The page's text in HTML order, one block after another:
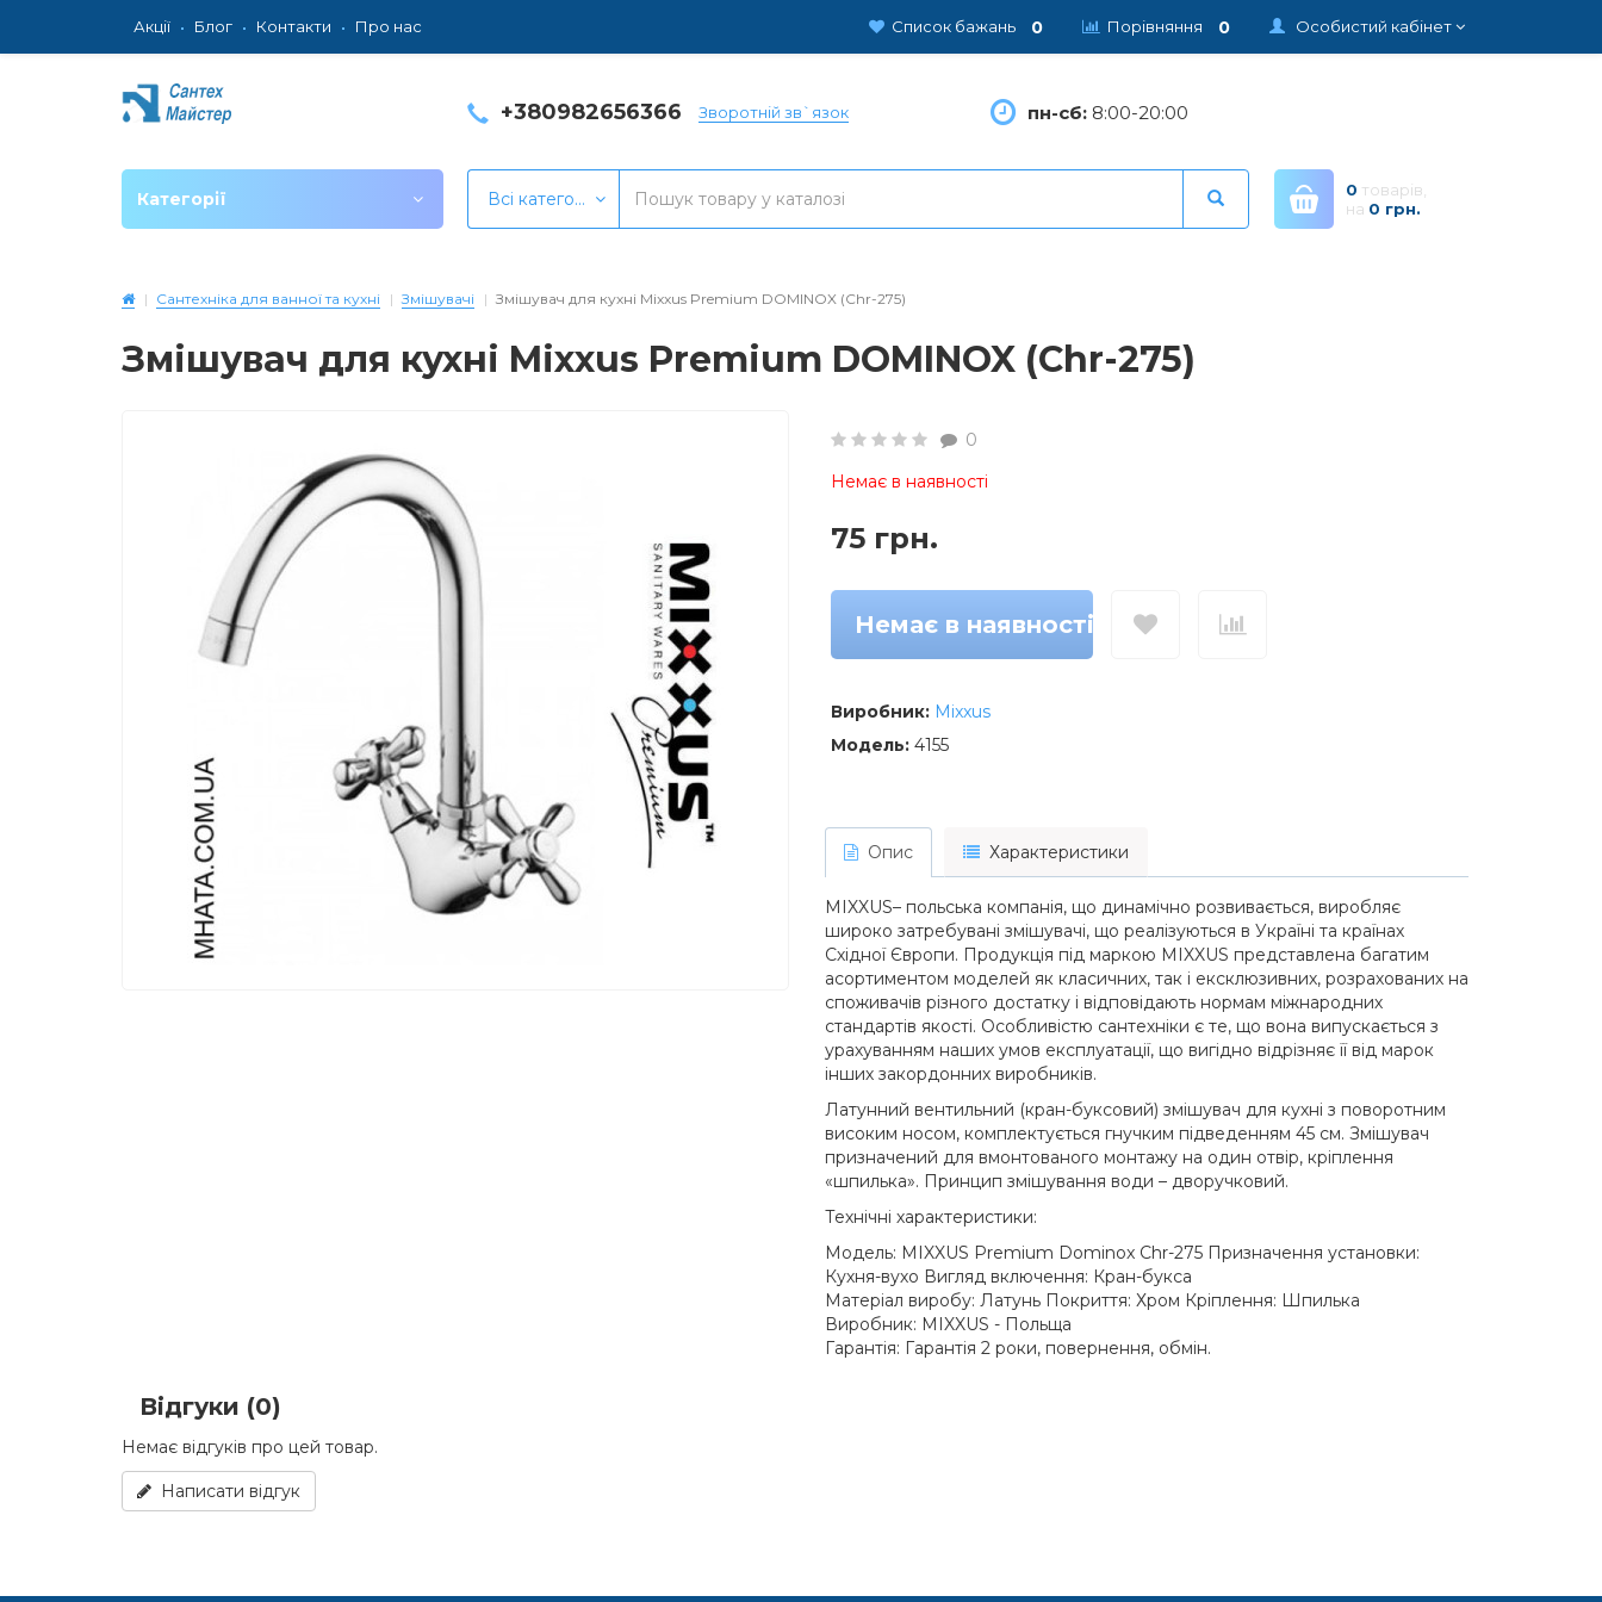
Акції Блог Контакти Про нас Особистий кабінет
Список бажань 0 Порівняння 0
+380982656366 Зворотній зв`язок пн-сб:8:00-20:00
Всі категорії 0 товарів,
на 0 грн.
Категорії
Сантехніка для ванної та кухні Змішувачі Змішувач для кухні Mixxus Premium DOMINOX (Chr-275)
Змішувач для кухні Mixxus Premium DOMINOX (Chr-275)
0
Немає в наявності
75 грн.
Немає в наявності
Виробник: Mixxus
Модель: 4155
Опис Характеристики
MIXXUS– польська компанія, що динамічно розвивається, виробляє
широко затребувані змішувачі, що реалізуються в Україні та країнах
Східної Європи. Продукція під маркою MIXXUS представлена багатим
асортиментом моделей як класичних, так і ексклюзивних, розрахованих на
споживачів різного достатку і відповідають нормам міжнародних
стандартів якості. Особливістю сантехніки є те, що вона випускається з
урахуванням наших умов експлуатації, що вигідно відрізняє її від марок
інших закордонних виробників.
Латунний вентильний (кран-буксовий) змішувач для кухні з поворотним
високим носом, комплектується гнучким підведенням 45 см. Змішувач
призначений для вмонтованого монтажу на один отвір, кріплення
«шпилька». Принцип змішування води – дворучковий.
Технічні характеристики:
Модель: MIXXUS Premium Dominox Chr-275 Призначення установки:
Кухня-вухо Вигляд включення: Кран-букса
Матеріал виробу: Латунь Покриття: Хром Кріплення: Шпилька
Виробник: MIXXUS - Польща
Гарантія: Гарантія 2 роки, повернення, обмін.
Відгуки (0)
Немає відгуків про цей товар.
Написати відгук